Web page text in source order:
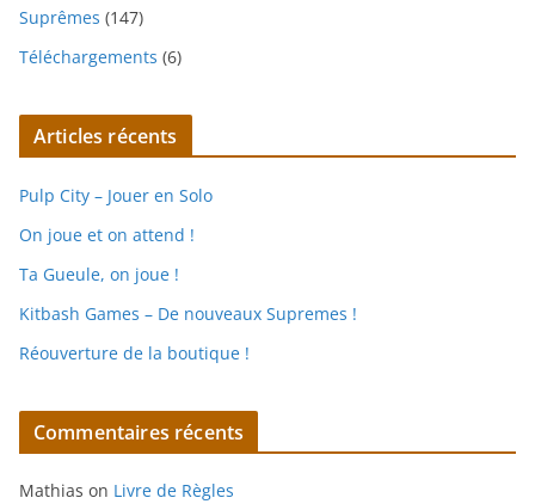
Suprêmes (147)
Téléchargements (6)
Articles récents
Pulp City – Jouer en Solo
On joue et on attend !
Ta Gueule, on joue !
Kitbash Games – De nouveaux Supremes !
Réouverture de la boutique !
Commentaires récents
Mathias on Livre de Règles